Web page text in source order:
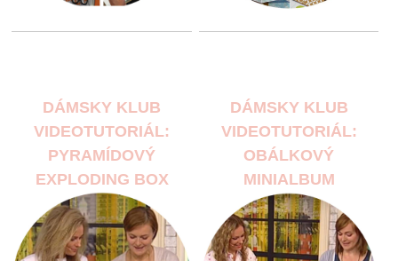
DÁMSKY KLUB
VIDEOTUTORIÁL:
PYRAMÍDOVÝ
EXPLODING BOX
DÁMSKY KLUB
VIDEOTUTORIÁL:
OBÁLKOVÝ
MINIALBUM